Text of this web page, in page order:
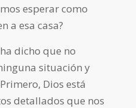
esperar como
a esa casa?
dicho que no
situación y
Dios está
detallados que nos